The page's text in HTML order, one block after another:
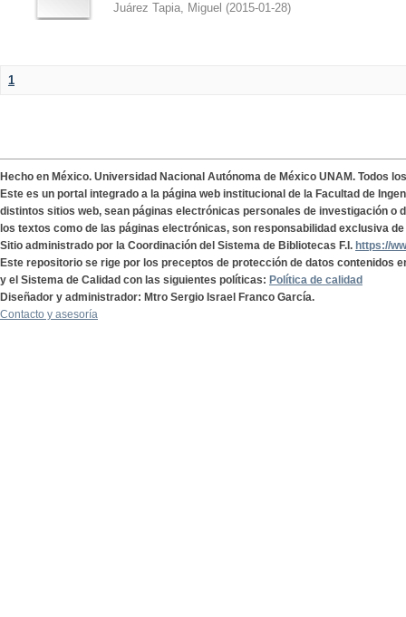
Juárez Tapia, Miguel (2015-01-28)
1
Hecho en México. Universidad Nacional Autónoma de México UNAM. Todos
Este es un portal integrado a la página web institucional de la Facultad de
distintos sitios web, sean páginas electrónicas personales de investigación o
los textos como de las páginas electrónicas, son responsabilidad exclusiva
Sitio administrado por la Coordinación del Sistema de Bibliotecas F.I. https://
Este repositorio se rige por los preceptos de protección de datos contenidos
y el Sistema de Calidad con las siguientes políticas: Política de calidad
Diseñador y administrador: Mtro Sergio Israel Franco García.
Contacto y asesoría